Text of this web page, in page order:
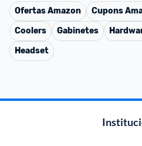
OfertasAmazon Cupons
Coolers
Gabinetes
Headset